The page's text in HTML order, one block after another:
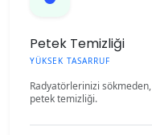
Petek Temizliği
YÜKSEK TASARRUF
Radyatörlerinizi
petek temizliği.